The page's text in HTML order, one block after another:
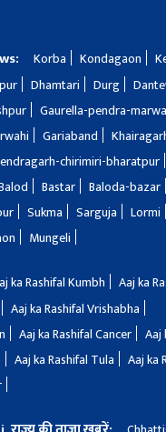
Korba Kondagaon
Dhamtari Durg
Gaurella-pendra-
Gariaband
chirimiri-bharatpur
Bastar Baloda-bazar
Sukma Sarguja Lormi
Mungeli
ka Rashifal Kumbh
Aaj ka
Aaj ka Rashifal Vrishabha
Aaj ka Rashifal Cancer
Aaj
Aaj ka Rashifal Tula
Aaj ka